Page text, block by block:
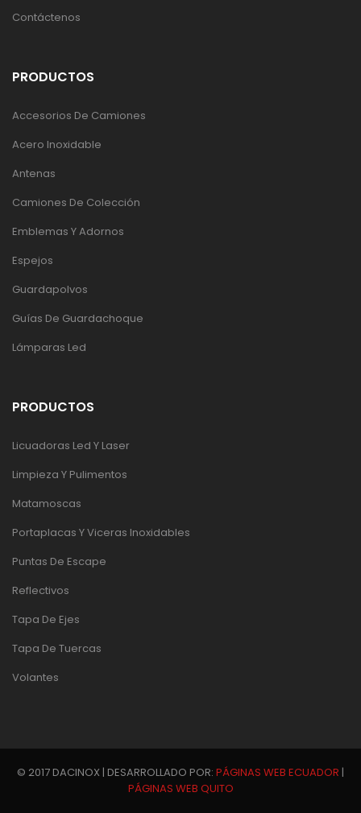
Contáctenos
PRODUCTOS
Accesorios De Camiones
Acero Inoxidable
Antenas
Camiones De Colección
Emblemas Y Adornos
Espejos
Guardapolvos
Guías De Guardachoque
Lámparas Led
PRODUCTOS
Licuadoras Led Y Laser
Limpieza Y Pulimentos
Matamoscas
Portaplacas Y Viceras Inoxidables
Puntas De Escape
Reflectivos
Tapa De Ejes
Tapa De Tuercas
Volantes
© 2017 DACINOX | DESARROLLADO POR: PÁGINAS WEB ECUADOR |
PÁGINAS WEB QUITO